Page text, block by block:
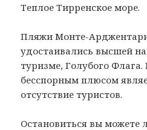
Теплое Тирренское море.
Пляжи Монте-
удостаивались высшей
туризме, Голубого
бесспорным плюсом
отсутствие туристов.
Остановиться вы можете